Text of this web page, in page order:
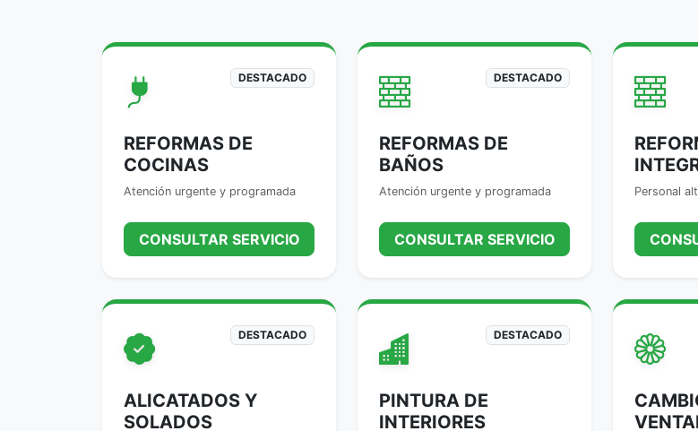
DESTACADO
REFORMAS DE
COCINAS
Atención urgente y programada
CONSULTAR SERVICIO
DESTACADO
REFORMAS DE
BAÑOS
Atención urgente y programada
CONSULTAR SERVICIO
Personal
DESTACADO
ALICATADOS Y
SOLADOS
DESTACADO
PINTURA DE
INTERIORES